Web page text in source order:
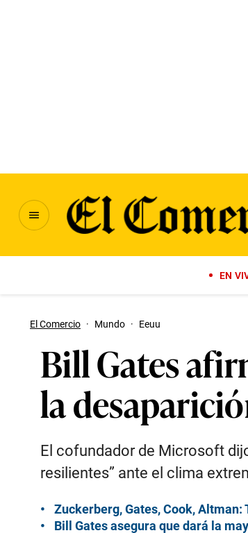
EN
El Comercio · Mundo · Eeuu
Bill Gates
la
El cofundador de Microsoft
resilientes” ante el clima
Zuckerberg, Gates, Cook,
Bill Gates asegura que dará la